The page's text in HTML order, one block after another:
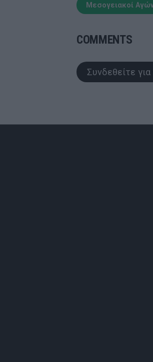
Μεσογειακοί
COMMENTS
Συνδεθείτε